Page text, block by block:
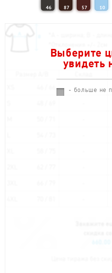
46 87 57 10
Выберите
увидеть
- больше не